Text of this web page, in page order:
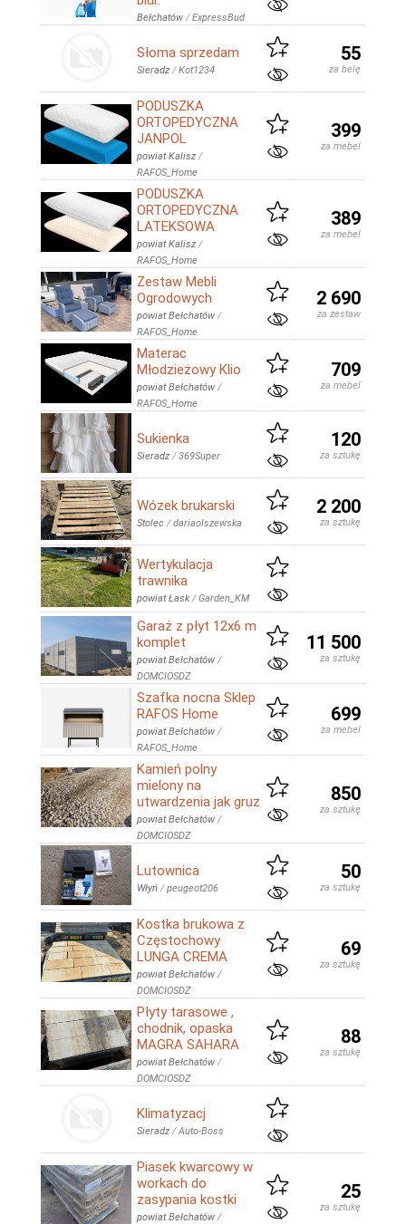
Bełchatów /ExpressBud
Słoma sprzedam
Sieradz /Kot1234
55
za belę
PODUSZKA
ORTOPEDYCZNA
JANPOL
powiat Kalisz /
RAFOS_Home
399
za mebel
PODUSZKA
ORTOPEDYCZNA
LATEKSOWA
powiat Kalisz /
RAFOS_Home
389
za mebel
Zestaw Mebli
Ogrodowych
powiat Bełchatów /
RAFOS_Home
2 690
za zestaw
Materac
Młodzieżowy Klio
powiat Bełchatów /
RAFOS_Home
709
za mebel
Sukienka
Sieradz /369Super
120
za sztukę
Wózek brukarski
Stolec /dariaolszewska
2 200
za sztukę
Wertykulacja
trawnika
powiat Łask/Garden_KM
Garaż z płyt 12x6 m
komplet
powiat Bełchatów /
DOMCIOSDZ
11 500
za sztukę
Szafka nocna Sklep
RAFOS Home
powiat Bełchatów /
RAFOS_Home
699
za mebel
Kamień polny
mielony na
utwardzenia jak gruz
powiat Bełchatów /
DOMCIOSDZ
850
za sztukę
Lutownica
Włyń /peugeot206
50
za sztukę
Kostka brukowa z
Częstochowy
LUNGA CREMA
powiat Bełchatów /
DOMCIOSDZ
69
za sztukę
Płyty tarasowe ,
chodnik, opaska
MAGRA SAHARA
powiat Bełchatów /
DOMCIOSDZ
88
za sztukę
Klimatyzacj
Sieradz /Auto-Boss
Piasek kwarcowy w
workach do
zasypania kostki
powiat Bełchatów /
25
za sztukę